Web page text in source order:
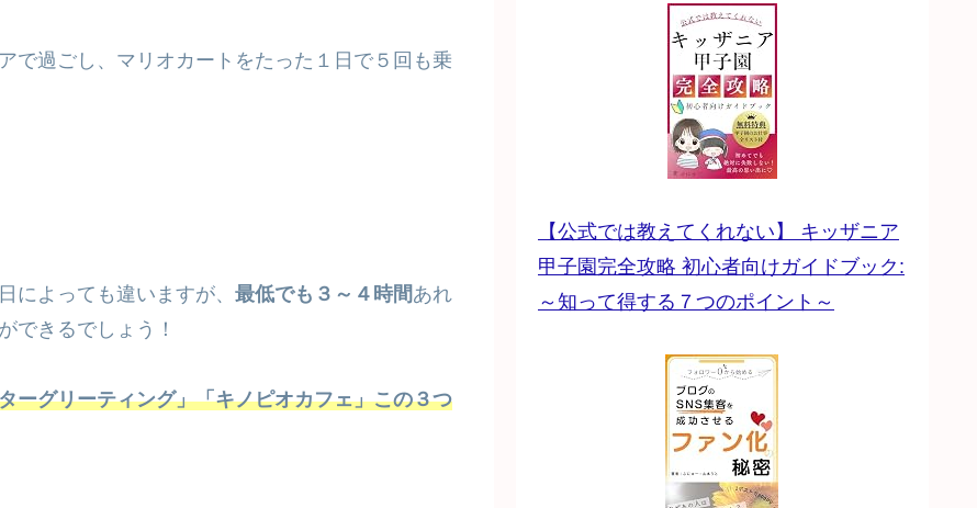
で過ごし、マリオカートをたった１日で５回も乗
によっても違いますが、 最低でも３～４時間あれ
できるでしょう！
ーグリーティング」「キノピオカフェ」この３つ
【公式では教えてくれない】 キッザニア
甲子園完全攻略 初心者向けガイドブック:
～知って得する７つのポイント～